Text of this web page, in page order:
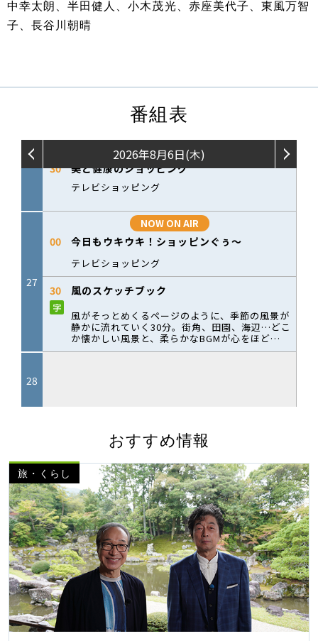
中幸太朗、半田健人、小木茂光、赤座美代子、東風万智
子、長谷川朝晴
番組表
おすすめ情報
旅・くらし